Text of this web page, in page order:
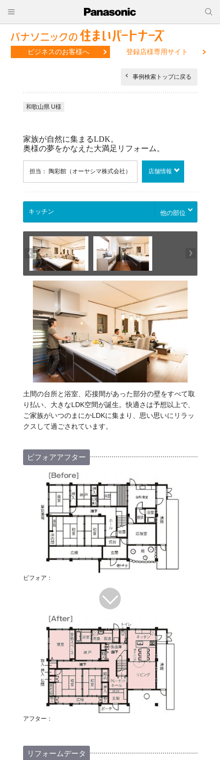
ビジネスのお客様へ 登録店様専用サイト
事例検索トップに戻る
和歌山県 U様
家族が自然に集まるLDK。
奥様の夢をかなえた大満足リフォーム。
担当： 陶彩館（オーヤシマ株式会社） 店舗情報
他の部位
土間の台所と浴室、応接間があった部分の壁をすべて取
り払い、大きなLDK空間が誕生。快適さは予想以上で、
ご家族がいつのまにかLDKに集まり、思い思いにリラッ
クスして過ごされています。
ビフォアアフター
ビフォア：
アフター：
リフォームデータ